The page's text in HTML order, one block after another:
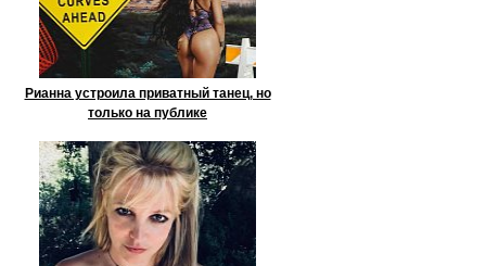
Рианна устроила приватный танец, но
только на публике